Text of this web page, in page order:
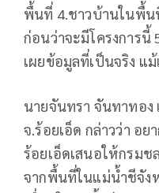
พื้นที่ 4.ชาวบ้านในพื้น
ก่อนว่าจะมีโครงการนี้
เผยข้อมูลที่เป็นจริง แ
นายจันทรา จันทาทอง
จ.ร้อยเอ็ด กล่าวว่า อย
ร้อยเอ็ดเสนอให้กรมช
จากพื้นที่ในแม่น้ำชีจัง